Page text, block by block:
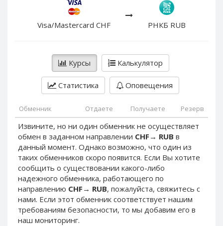
Visa/Mastercard CHF РНКБ RUB
Курсы Калькулятор
Статистика Оповещения
Обменник Отдаете Получаете Резерв
Извините, но ни один обменник не осуществляет
обмен в заданном направлении CHF → RUB в
данный момент. Однако возможно, что один из
таких обменников скоро появится. Если Вы хотите
сообщить о существовании какого-либо
надежного обменника, работающего по
направлению CHF → RUB, пожалуйста, свяжитесь с
нами. Если этот обменник соответствует нашим
требованиям безопасности, то мы добавим его в
наш мониторинг.
PayPal HKD
PayPal NZD
PayPal NOK
PayPal PLN
PayPal SEK
PayPal CHF
PayPal MYR
Webmoney WMZ
Webmoney WMR
Webmoney WME
Webmoney WMU
Webmoney WMK
PayPal DKK
PayPal HKD
PayPal NZD
PayPal NOK
PayPal PLN
PayPal SEK
PayPal CHF
PayPal MYR
Webmoney WMZ
Webmoney WMR
Webmoney WME
Webmoney WMU
Webmoney WMK